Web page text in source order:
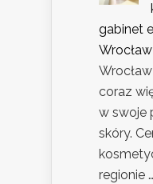
gabinet
Wrocław
coraz
w swoje
skóry.
regionie …